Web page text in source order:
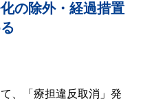
の除外・経過措置
、「療担違反取消」発